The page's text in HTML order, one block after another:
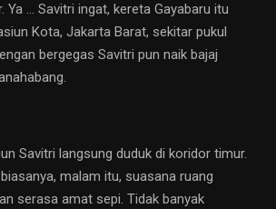
Ya … Savitri ingat, kereta Gayabaru itu
Kota, Jakarta Barat, sekitar pukul
bergegas Savitri pun naik bajaj
Savitri langsung duduk di koridor timur.
malam itu, suasana ruang
serasa amat sepi. Tidak banyak